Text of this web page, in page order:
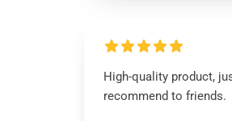
High-quality product,
recommend to friends.